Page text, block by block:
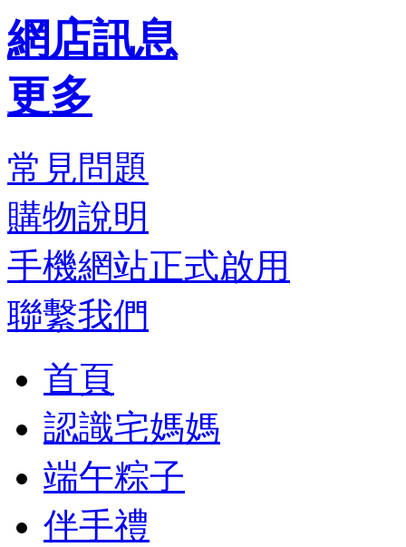
網店訊息
更多
常見問題
購物說明
手機網站正式啟用
聯繫我們
首頁
認識宅媽媽
端午粽子
伴手禮